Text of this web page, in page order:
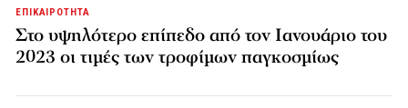
ΕΠΙΚΑΙΡΟΤΗΤΑ
Στο υψηλότερο επίπεδο από τον Ιανουάριο του
2023 οι τιμές των τροφίμων παγκοσμίως